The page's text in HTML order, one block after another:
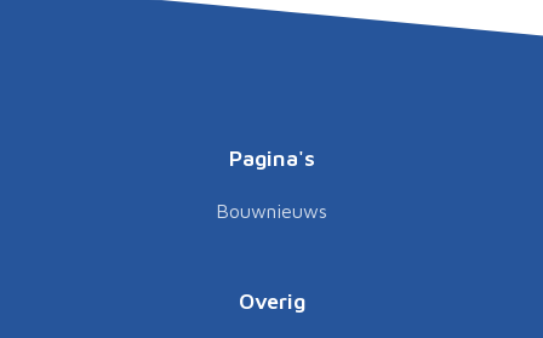
Pagina's
Bouwnieuws
Overig